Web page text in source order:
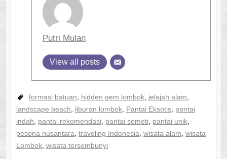
Putri Mulan
View all posts
formasi batuan, hidden gem lombok, jelajah alam,
landscape beach, liburan lombok, Pantai Eksotis, pantai
indah, pantai rekomendasi, pantai semeti, pantai unik,
pesona nusantara, traveling Indonesia, wisata alam, wisata
Lombok, wisata tersembunyi